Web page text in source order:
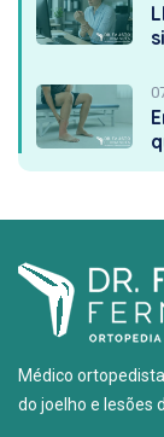
Médico
do joelho e lesões